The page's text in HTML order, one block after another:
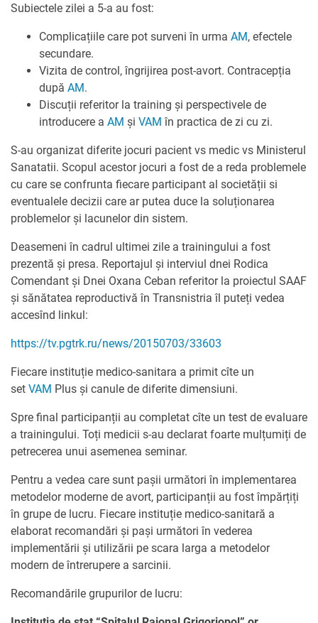
Subiectele zilei a 5-a au fost:
Complicațiile care pot surveni în urma AM, efectele
secundare.
Vizita de control, îngrijirea post-avort. Contracepția
după AM.
Discuții referitor la training și perspectivele de
introducere a AM și VAM în practica de zi cu zi.
S-au organizat diferite jocuri pacient vs medic vs Ministerul
Sanatatii. Scopul acestor jocuri a fost de a reda problemele
cu care se confrunta fiecare participant al societății si
eventualele decizii care ar putea duce la soluționarea
problemelor și lacunelor din sistem.
Deasemeni în cadrul ultimei zile a trainingului a fost
prezentă și presa. Reportajul și interviul dnei Rodica
Comendant și Dnei Oxana Ceban referitor la proiectul SAAF
și sănătatea reproductivă în Transnistria îl puteți vedea
accesînd linkul:
https://tv.pgtrk.ru/news/20150703/33603
Fiecare instituție medico-sanitara a primit cîte un
set VAM Plus și canule de diferite dimensiuni.
Spre final participanții au completat cîte un test de evaluare
a trainingului. Toți medicii s-au declarat foarte mulțumiți de
petrecerea unui asemenea seminar.
Pentru a vedea care sunt pașii următori în implementarea
metodelor moderne de avort, participanții au fost împărțiți
în grupe de lucru. Fiecare instituție medico-sanitară a
elaborat recomandări și pași următori în vederea
implementării și utilizării pe scara larga a metodelor
modern de întrerupere a sarcinii.
Recomandările grupurilor de lucru: